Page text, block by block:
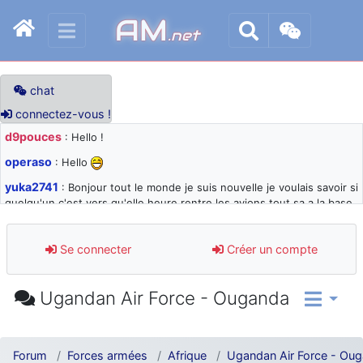
AM.net
chat
connectez-vous !
d9pouces : Hello !
operaso : Hello
yuka2741 : Bonjour tout le monde je suis nouvelle je voulais savoir si
quelqu'un c'est vers qu'elle heure rentre les avions tout sa a la base
d9pouces: désolé pour les quelques blocages du site ces derniers
jours : je teste des méthodes contre le spam et les bots trop nocifs
paxwax: Super, la nouvelle bannière
comprendre
Se connecter Créer un compte
Ugandan Air Force - Ouganda
Forum Forces armées Afrique Ugandan Air Force -